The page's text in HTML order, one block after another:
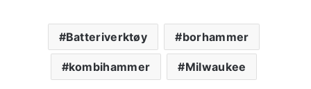
Batteriverktøy borhammer
kombihammer Milwaukee